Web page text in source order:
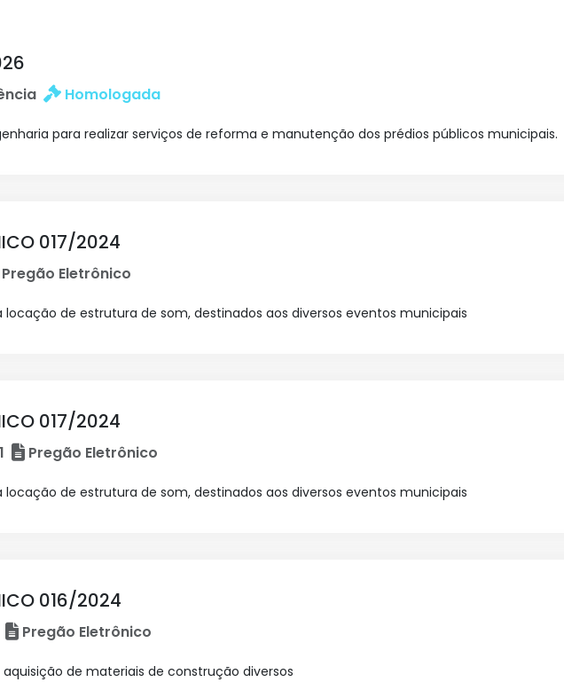
Homologada
para realizar serviços de reforma e manutenção dos prédios públicos municipais.
017/2024
Pregão Eletrônico
locação de estrutura de som, destinados aos diversos eventos municipais
017/2024
Pregão Eletrônico
locação de estrutura de som, destinados aos diversos eventos municipais
016/2024
Pregão Eletrônico
de materiais de construção diversos